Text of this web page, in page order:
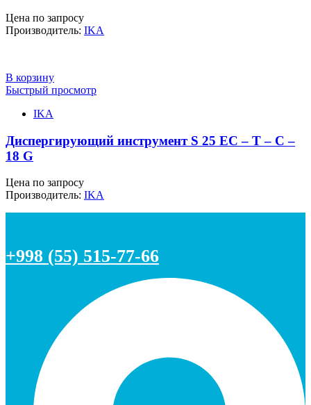
Цена по запросу
Производитель: IKA
В корзину
Быстрый просмотр
IKA
Диспергирующий инструмент S 25 EC – T – C –
18 G
Цена по запросу
Производитель: IKA
+998 (55) 515-77-66